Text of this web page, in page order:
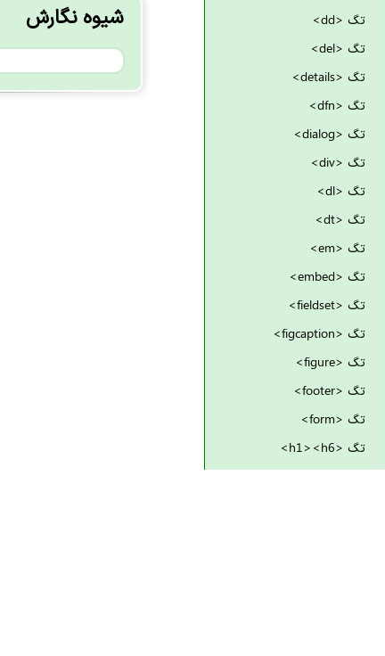
شیوه نگارش
تگ <dd>
تگ <del>
تگ <details>
تگ <dfn>
تگ <dialog>
تگ <div>
تگ <dl>
تگ <dt>
تگ <em>
تگ <embed>
تگ <fieldset>
تگ <figcaption>
تگ <figure>
تگ <footer>
تگ <form>
تگ <h1><h6>
تگ <head>